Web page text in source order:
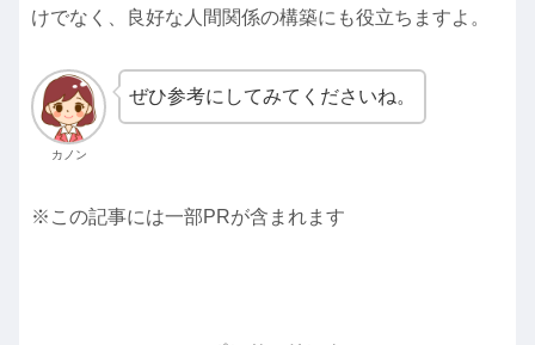
けでなく、
良好な人間関係の構築にも役立ちますよ。
カノン
ぜひ参考にしてみてくださいね。
※この記事には一部PRが含まれます